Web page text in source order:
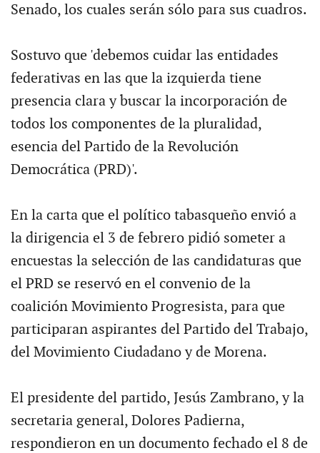
Senado, los cuales serán sólo para sus cuadros.
Sostuvo que 'debemos cuidar las entidades
federativas en las que la izquierda tiene
presencia clara y buscar la incorporación de
todos los componentes de la pluralidad,
esencia del Partido de la Revolución
Democrática (PRD)'.
En la carta que el político tabasqueño envió a
la dirigencia el 3 de febrero pidió someter a
encuestas la selección de las candidaturas que
el PRD se reservó en el convenio de la
coalición Movimiento Progresista, para que
participaran aspirantes del Partido del Trabajo,
del Movimiento Ciudadano y de Morena.
El presidente del partido, Jesús Zambrano, y la
secretaria general, Dolores Padierna,
respondieron en un documento fechado el 8 de